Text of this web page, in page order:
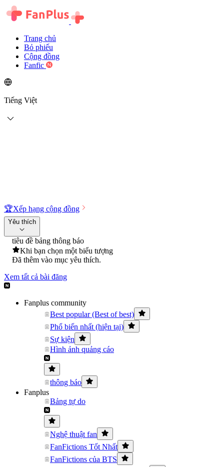
Trang chủ
Bỏ phiếu
Cộng đồng
Fanfic
Tiếng Việt
🏆Xếp hạng cộng đồng
Yêu thích
tiêu đề bảng thông báo
Khi bạn chọn một biểu tượng
Đã thêm vào mục yêu thích.
Xem tất cả bài đăng
Fanplus community
Best popular (Best of best)
Phổ biến nhất (hiện tại)
Sự kiện
Hình ảnh quảng cáo
thông báo
Fanplus
Bảng tự do
Nghệ thuật fan
FanFictions Tốt Nhất
FanFictions của BTS